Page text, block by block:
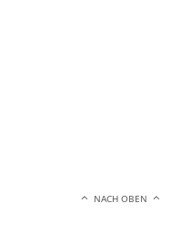
NACH OBEN